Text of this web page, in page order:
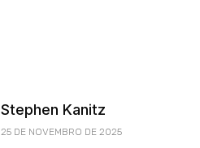
Stephen Kanitz
25 DE NOVEMBRO DE 2025